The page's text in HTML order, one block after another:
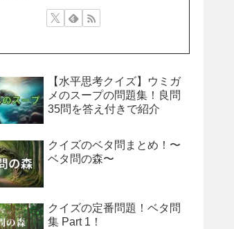
【水平思考クイズ】ウミガ
メのスープの問題集！良問
35問を答え付きで紹介
クイズのベタ問まとめ！〜
ベタ問の森〜
クイズの定番問題！ベタ問
集 Part 1！